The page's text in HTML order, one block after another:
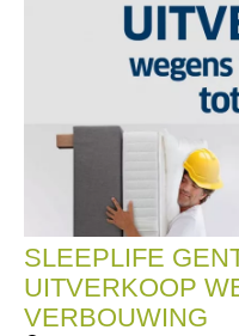
SLEEPLIFE
UITVERKOOP
VERBOUWING